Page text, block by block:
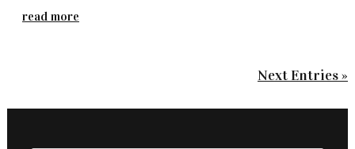
read more
Next Entries »